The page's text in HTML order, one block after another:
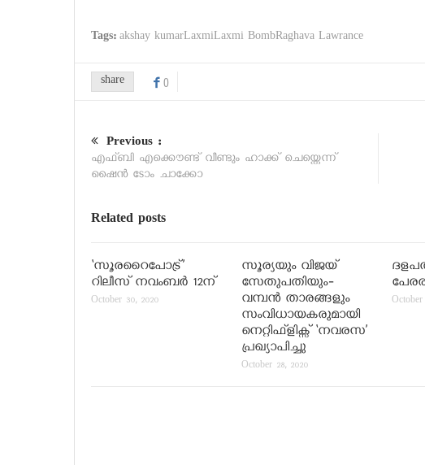
Tags: akshay kumarLaxmiLaxmi BombRaghava Lawrance
share 0
Previous :
എഫ്ബി എക്കൌണ്ട് വീണ്ടും ഹാക്ക് ചെയ്തെന്ന്
ഷൈന്‍ ടോം ചാക്കോ
Related posts
‘സൂരറൈപോട്ര്’
റിലീസ് നവംബര്‍ 12ന്
October 30, 2020
സൂര്യയും വിജയ്
സേതുപതിയും-
വമ്പന്‍ താരങ്ങളും
സംവിധായകരുമായി
നെറ്റിഫ്ളിക്സ് ‘നവരസ’
പ്രഖ്യാപിച്ചു
October 28, 2020
October